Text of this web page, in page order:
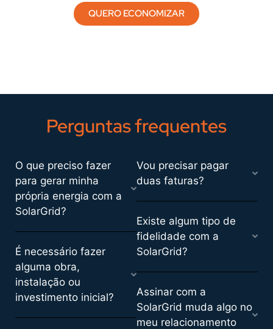
QUERO ECONOMIZAR
Perguntas frequentes
O que preciso fazer
para gerar minha
própria energia com a
SolarGrid?
É necessário fazer
alguma obra,
instalação ou
investimento inicial?
Vou precisar pagar
duas faturas?
Existe algum tipo de
fidelidade com a
SolarGrid?
Assinar com a
SolarGrid muda algo no
meu relacionamento